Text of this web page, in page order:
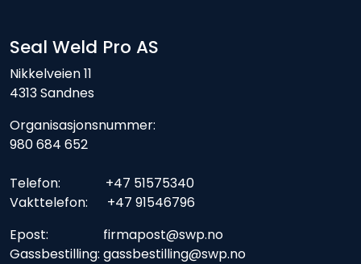
Seal Weld Pro AS
Nikkelveien 11
4313 Sandnes
Organisasjonsnummer:
980 684 652
Telefon: +47 51575340
Vakttelefon: +47 91546796
Epost: firmapost@swp.no
Gassbestilling: gassbestilling@swp.no